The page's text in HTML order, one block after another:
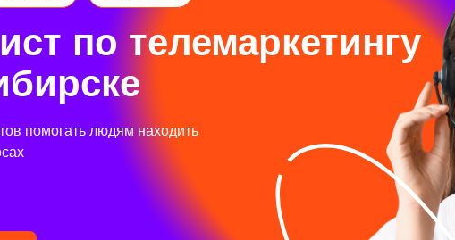
по телемаркетингу
помогать людям находить